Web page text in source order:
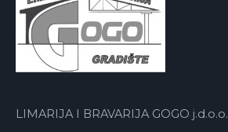
LIMARIJA I BRAVARIJA GOGO j.d.o.o.